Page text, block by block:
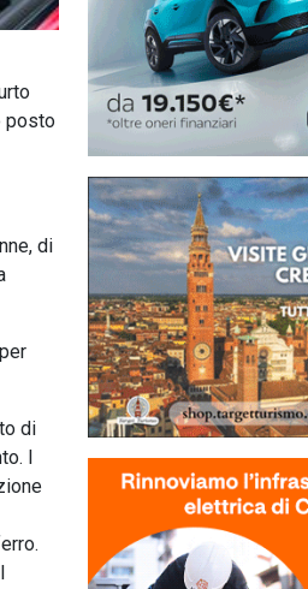
posto
di
di
I